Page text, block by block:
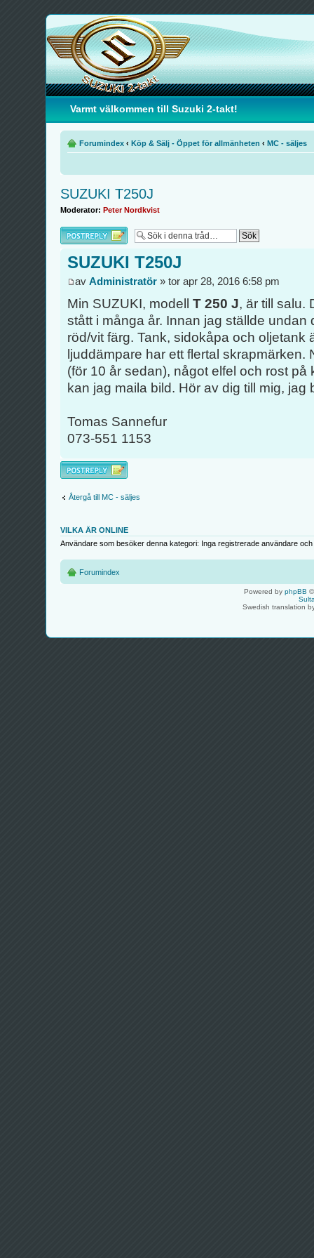
Varmt välkommen till Suzuki 2-takt!
Forumindex ‹ Köp & Sälj - Öppet för allmänheten ‹ MC - säljes
SUZUKI T250J
Moderator: Peter Nordkvist
Besvara
SUZUKI T250J
av Administratör » tor apr 28, 2016 6:58 pm
Min SUZUKI, modell T 250 J, är till salu.
stått i många år. Innan jag ställde undan
röd/vit färg. Tank, sidokåpa och oljetank
ljuddämpare har ett flertal skrapmärken.
(för 10 år sedan), något elfel och rost på
kan jag maila bild. Hör av dig till mig, jag
Tomas Sannefur
073-551 1153
Besvara
Återgå till MC - säljes
VILKA ÄR ONLINE
Användare som besöker denna kategori: Inga registrerade användare
Forumindex
Powered by phpBB
Swedish translation